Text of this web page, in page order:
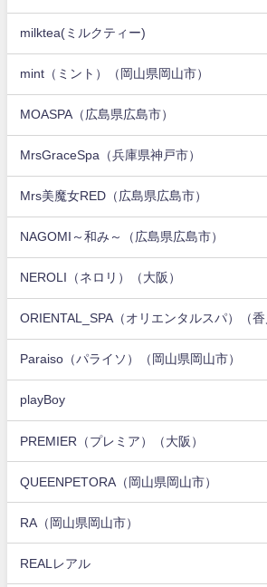
milktea(ミルクティー)
mint（ミント）（岡山県岡山市）
MOASPA（広島県広島市）
MrsGraceSpa（兵庫県神戸市）
Mrs美魔女RED（広島県広島市）
NAGOMI～和み～（広島県広島市）
NEROLI（ネロリ）（大阪）
ORIENTAL_SPA（オリエンタルスパ）（香
Paraiso（パライソ）（岡山県岡山市）
playBoy
PREMIER（プレミア）（大阪）
QUEENPETORA（岡山県岡山市）
RA（岡山県岡山市）
REALレアル